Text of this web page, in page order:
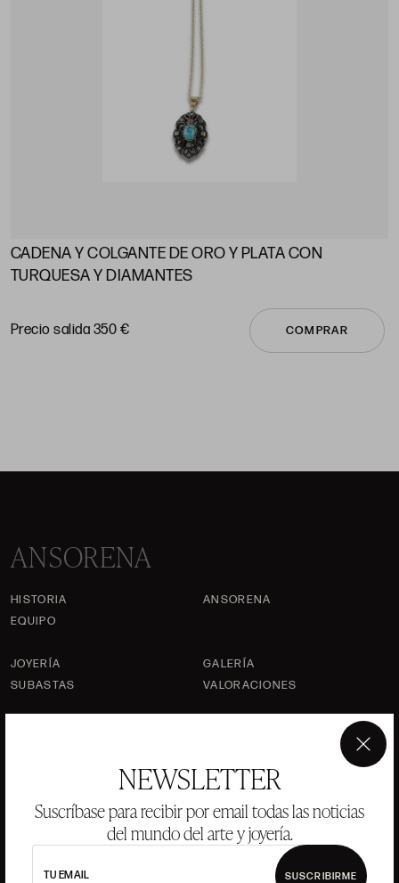
NEWSLETTER
Suscríbase para recibir por email todas las noticias
del mundo del arte y joyería.
TU EMAIL SUSCRIBIRME
×
CADENA Y COLGANTE DE ORO Y PLATA CON
TURQUESA Y DIAMANTES
Precio salida 350 € COMPRAR
ANSORENA
HISTORIA
ANSORENA
EQUIPO
JOYERÍA
GALERÍA
SUBASTAS
VALORACIONES
DÓNDE ESTAMOS